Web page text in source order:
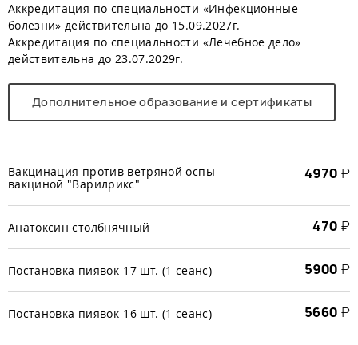
Аккредитация по специальности «Инфекционные
болезни» действительна до 15.09.2027г.
Аккредитация по специальности «Лечебное дело»
действительна до 23.07.2029г.
Дополнительное образование и сертификаты
Вакцинация против ветряной оспы
вакциной "Варилрикс"
4970 ₽
Анатоксин столбнячный 470 ₽
Постановка пиявок-17 шт. (1 сеанс) 5900 ₽
Постановка пиявок-16 шт. (1 сеанс) 5660 ₽